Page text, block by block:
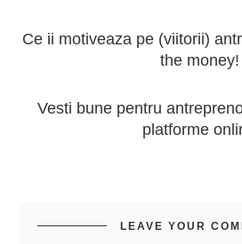
Ce ii motiveaza pe (viitorii)
the money!
Vesti bune pentru
platforme
LEAVE YOUR